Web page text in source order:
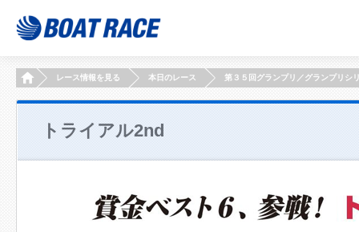
HOMEレース情報を見る 本日のレース 第３５回グランプリ／グランプリシ
トライアル2nd